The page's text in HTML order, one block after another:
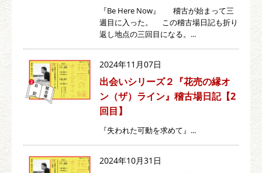
『Be Here Now』 稽古が始まって三
週目に入った。 この稽古場日記も折り
返し地点の三回目になる。...
2024年11月07日
出会いシリーズ２『花売の縁オ
ン（ザ）ライン』稽古場日記【2
回目】
『失われた可動を求めて』...
2024年10月31日